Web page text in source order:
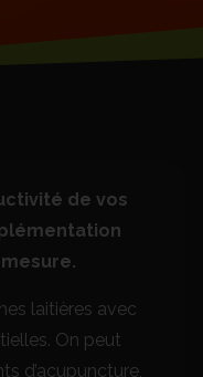
de vos
laitières avec
On peut
d’acupuncture,